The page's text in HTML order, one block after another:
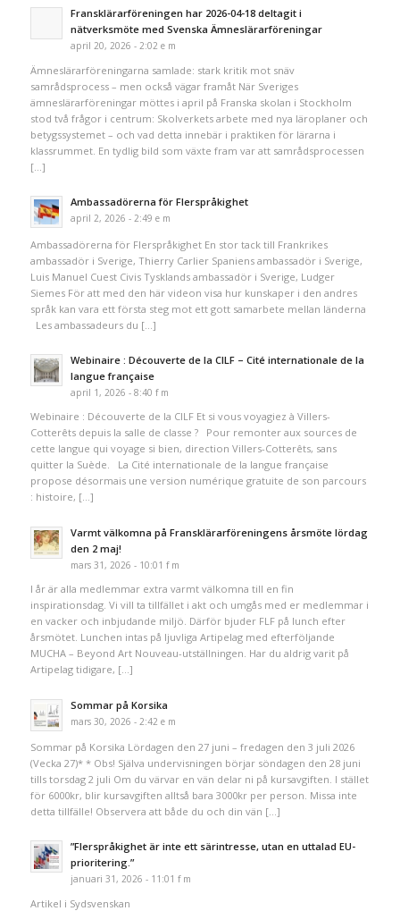
Fransklärarföreningen har 2026-04-18 deltagit i
nätverksmöte med Svenska Ämneslärarföreningar
april 20, 2026 - 2:02 e m
Ämneslärarföreningarna samlade: stark kritik mot snäv
samrådsprocess – men också vägar framåt När Sveriges
ämneslärarföreningar möttes i april på Franska skolan i Stockholm
stod två frågor i centrum: Skolverkets arbete med nya läroplaner och
betygssystemet – och vad detta innebär i praktiken för lärarna i
klassrummet. En tydlig bild som växte fram var att samrådsprocessen
[…]
Ambassadörerna för Flerspråkighet
april 2, 2026 - 2:49 e m
Ambassadörerna för Flerspråkighet En stor tack till Frankrikes
ambassadör i Sverige, Thierry Carlier Spaniens ambassadör i Sverige,
Luis Manuel Cuest Civis Tysklands ambassadör i Sverige, Ludger
Siemes För att med den här videon visa hur kunskaper i den andres
språk kan vara ett första steg mot ett gott samarbete mellan länderna
Les ambassadeurs du […]
Webinaire : Découverte de la CILF – Cité internationale de la
langue française
april 1, 2026 - 8:40 f m
Webinaire : Découverte de la CILF Et si vous voyagiez à Villers-
Cotterêts depuis la salle de classe ? Pour remonter aux sources de
cette langue qui voyage si bien, direction Villers-Cotterêts, sans
quitter la Suède. La Cité internationale de la langue française
propose désormais une version numérique gratuite de son parcours
: histoire, […]
Varmt välkomna på Fransklärarföreningens årsmöte lördag
den 2 maj!
mars 31, 2026 - 10:01 f m
I år är alla medlemmar extra varmt välkomna till en fin
inspirationsdag. Vi vill ta tillfället i akt och umgås med er medlemmar i
en vacker och inbjudande miljö. Därför bjuder FLF på lunch efter
årsmötet. Lunchen intas på ljuvliga Artipelag med efterföljande
MUCHA – Beyond Art Nouveau-utställningen. Har du aldrig varit på
Artipelag tidigare, […]
Sommar på Korsika
mars 30, 2026 - 2:42 e m
Sommar på Korsika Lördagen den 27 juni – fredagen den 3 juli 2026
(Vecka 27)* * Obs! Själva undervisningen börjar söndagen den 28 juni
tills torsdag 2 juli Om du värvar en vän delar ni på kursavgiften. I stället
för 6000kr, blir kursavgiften alltså bara 3000kr per person. Missa inte
detta tillfälle! Observera att både du och din vän […]
”Flerspråkighet är inte ett särintresse, utan en uttalad EU-
prioritering.”
januari 31, 2026 - 11:01 f m
Artikel i Sydsvenskan